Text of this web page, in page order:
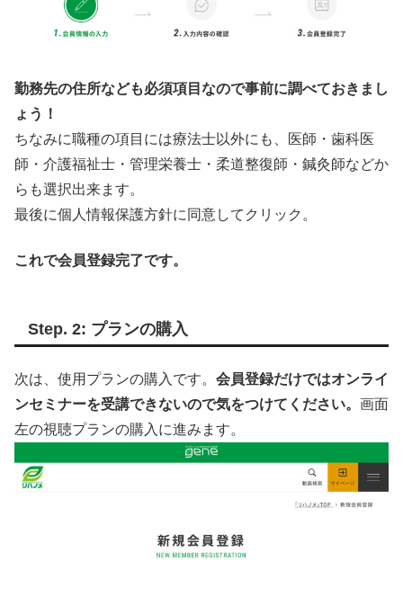
勤務先の住所なども必須項目なので事前に調べておきまし
ょう！
ちなみに職種の項目には療法士以外にも、医師・歯科医
師・介護福祉士・管理栄養士・柔道整復師・鍼灸師などか
らも選択出来ます。
最後に個人情報保護方針に同意してクリック。
これで会員登録完了です。
Step. 2: プランの購入
次は、使用プランの購入です。 会員登録だけではオンライ
ンセミナーを受講できないので気をつけてください。 画面
左の視聴プランの購入に進みます。